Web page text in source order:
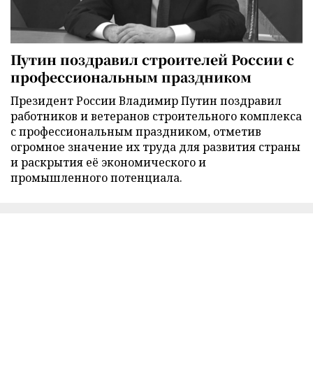
Путин поздравил строителей России с
профессиональным праздником
Президент России Владимир Путин поздравил
работников и ветеранов строительного комплекса
с профессиональным праздником, отметив
огромное значение их труда для развития страны
и раскрытия её экономического и
промышленного потенциала.